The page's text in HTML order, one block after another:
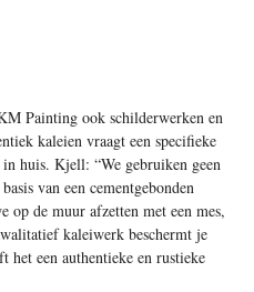
Painting ook schilderwerken en
kaleien vraagt een specifieke
huis. Kjell: “We gebruiken geen
van een cementgebonden
op de muur afzetten met een mes,
kaleiwerk beschermt je
het een authentieke en rustieke